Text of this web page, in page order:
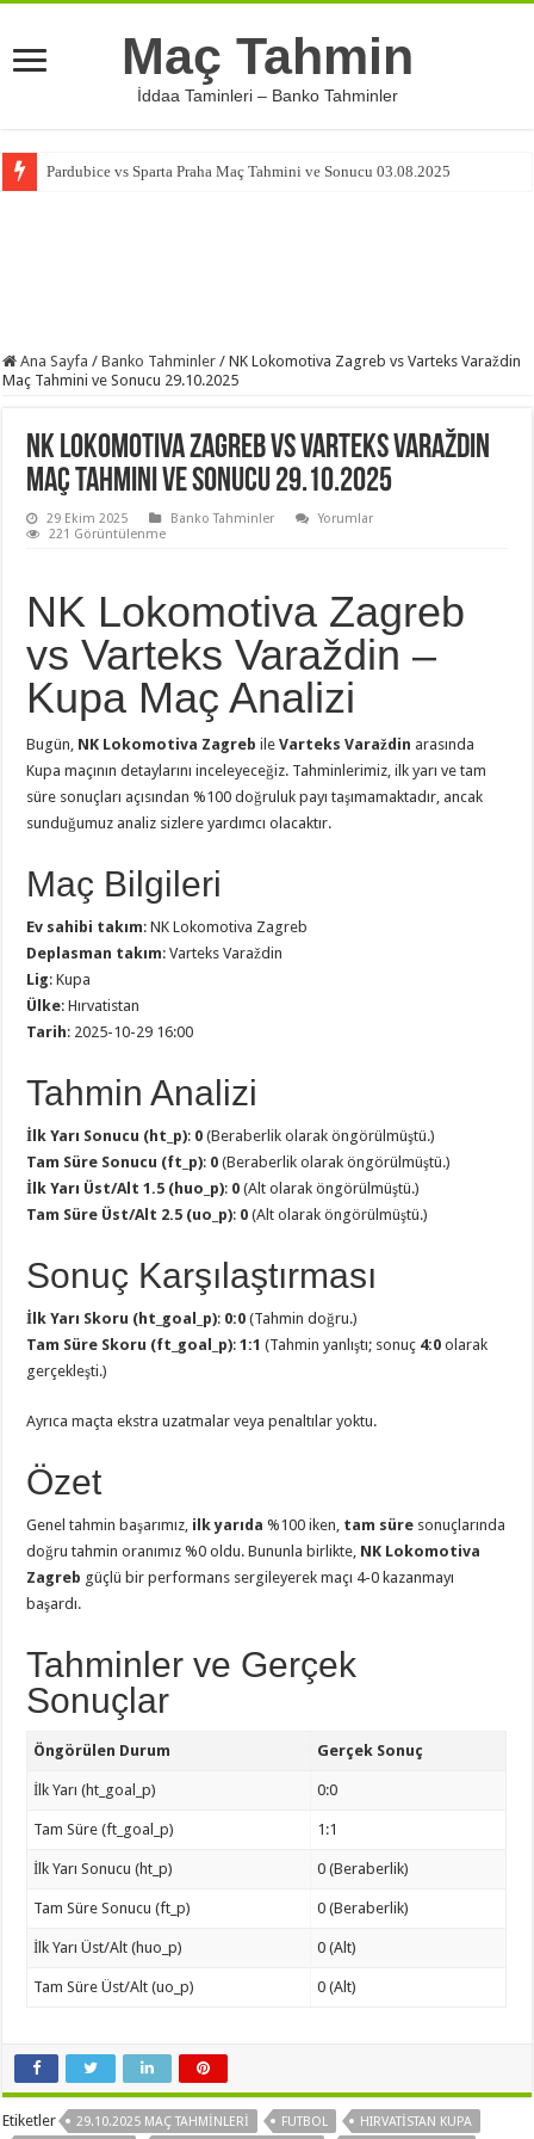
Maç Tahmin
İddaa Taminleri – Banko Tahminler
Pardubice vs Sparta Praha Maç Tahmini ve Sonucu 03.08.2025
Ana Sayfa / Banko Tahminler / NK Lokomotiva Zagreb vs Varteks Varaždin
Maç Tahmini ve Sonucu 29.10.2025
NK Lokomotiva Zagreb vs Varteks Varaždin
Maç Tahmini ve Sonucu 29.10.2025
29 Ekim 2025 Banko Tahminler
Yorumlar
221 Görüntülenme
NK Lokomotiva Zagreb
vs Varteks Varaždin –
Kupa Maç Analizi
Bugün, NK Lokomotiva Zagreb ileVarteks Varaždin arasında
Kupa maçının detaylarını inceleyeceğiz. Tahminlerimiz, ilk yarı ve tam
süre sonuçları açısından %100 doğruluk payı taşımamaktadır, ancak
sunduğumuz analiz sizlere yardımcı olacaktır.
Maç Bilgileri
Ev sahibi takım: NK Lokomotiva Zagreb
Deplasman takım: Varteks Varaždin
Lig: Kupa
Ülke: Hırvatistan
Tarih: 2025-10-29 16:00
Tahmin Analizi
İlk Yarı Sonucu (ht_p): 0 (Beraberlik olarak öngörülmüştü.)
Tam Süre Sonucu (ft_p): 0 (Beraberlik olarak öngörülmüştü.)
İlk Yarı Üst/Alt 1.5 (huo_p): 0 (Alt olarak öngörülmüştü.)
Tam Süre Üst/Alt 2.5 (uo_p): 0 (Alt olarak öngörülmüştü.)
Sonuç Karşılaştırması
İlk Yarı Skoru (ht_goal_p): 0:0 (Tahmin doğru.)
Tam Süre Skoru (ft_goal_p):1:1 (Tahmin yanlıştı; sonuç 4:0 olarak
gerçekleşti.)
Ayrıca maçta ekstra uzatmalar veya penaltılar yoktu.
Özet
Genel tahmin başarımız, ilk yarıda %100 iken, tam süre sonuçlarında
doğru tahmin oranımız %0 oldu. Bununla birlikte, NK Lokomotiva
Zagreb güçlü bir performans sergileyerek maçı 4-0 kazanmayı
başardı.
Tahminler ve Gerçek
Sonuçlar
Öngörülen Durum Gerçek Sonuç
İlk Yarı (ht_goal_p) 0:0
Tam Süre (ft_goal_p) 1:1
İlk Yarı Sonucu (ht_p) 0 (Beraberlik)
Tam Süre Sonucu (ft_p) 0 (Beraberlik)
İlk Yarı Üst/Alt (huo_p) 0 (Alt)
Tam Süre Üst/Alt (uo_p) 0 (Alt)
Etiketler 29.10.2025 MAÇ TAHMINLERI FUTBOL HIRVATISTAN KUPA